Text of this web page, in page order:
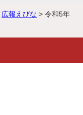
広報えびな > 令和5年